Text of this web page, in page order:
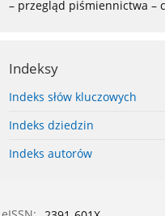
– przegląd piśmiennictwa –
Indeksy
Indeks słów kluczowych
Indeks dziedzin
Indeks autorów